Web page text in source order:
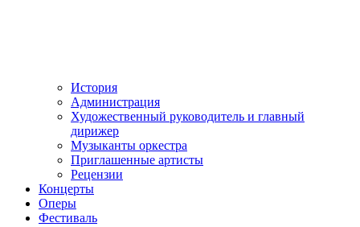
История
Администрация
Художественный руководитель и главный
дирижер
Музыканты оркестра
Приглашенные артисты
Рецензии
Концерты
Оперы
Фестиваль